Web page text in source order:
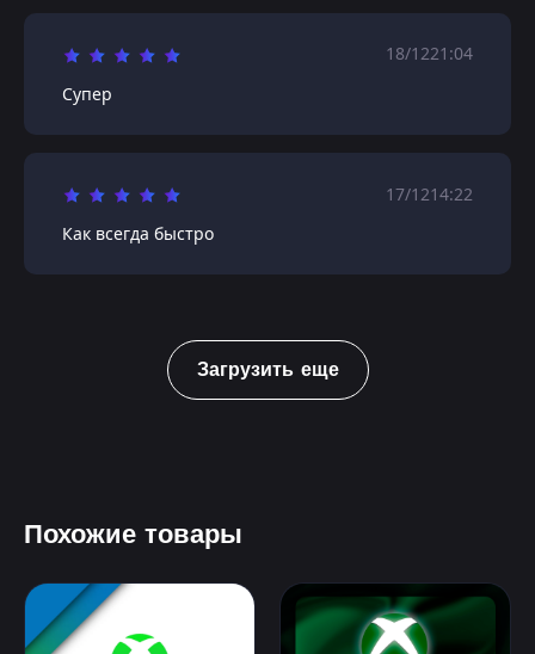
18/1221:04
Супер
17/1214:22
Как всегда быстро
Загрузить еще
Похожие товары